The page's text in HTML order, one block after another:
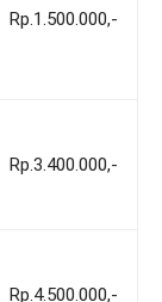
Rp.1.500.000,-
Rp.3.400.000,-
Rp.4.500.000,-